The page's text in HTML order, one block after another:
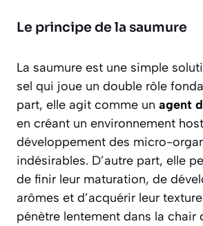
Le principe de la saumure
La saumure est une simple
sel qui joue un double rôle
part, elle agit comme un agent
en créant un environnement
développement des micro-
indésirables. D’autre part, elle
de finir leur maturation, de
arômes et d’acquérir leur
pénètre lentement dans la chair